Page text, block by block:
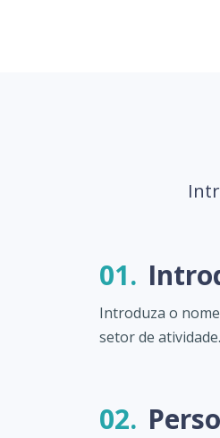
01.
Introduza o
setor de atividade.
02.